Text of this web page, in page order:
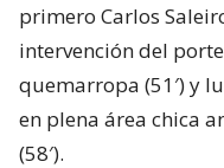
primero Carlos
intervención del
quemarropa (51′) y
en plena área chica
(58′).